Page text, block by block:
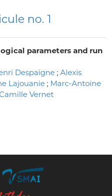
no. 1
parameters and run
Despaigne ; Alexis
Lajouanie ; Marc-Antoine
Vernet